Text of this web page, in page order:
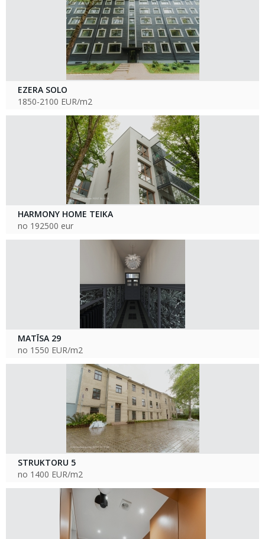
EZERA SOLO
1850-2100 EUR/m2
HARMONY HOME TEIKA
no 192500 eur
MATĪSA 29
no 1550 EUR/m2
STRUKTORU 5
no 1400 EUR/m2